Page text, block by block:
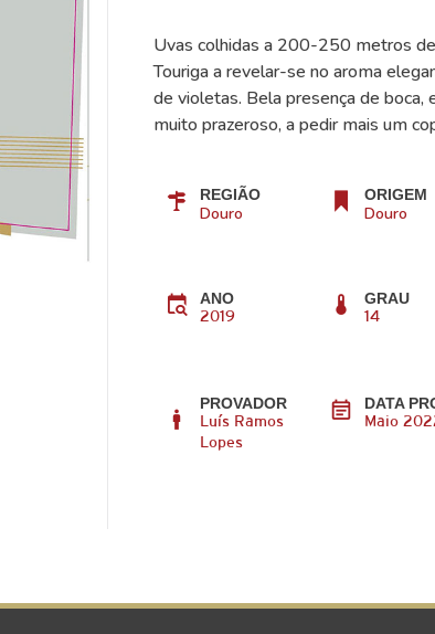
Uvas colhidas a 200-250 metros
Touriga a revelar-se no aroma
de violetas. Bela presença de boca,
muito prazeroso, a pedir mais um
REGIÃO
Douro
ORIGEM
Douro
ANO
2019
GRAU
14
PROVADOR
Luís Ramos
Lopes
DATA
Maio